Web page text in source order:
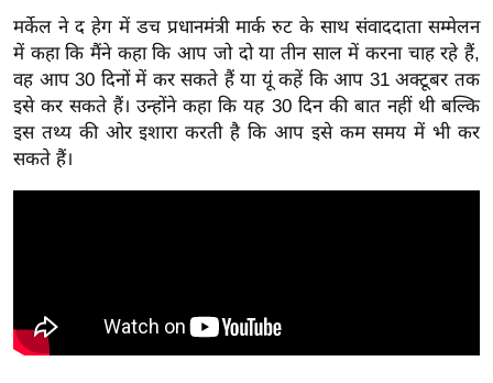
ख्सि
य
त
यं
ग
इं
डि
ज
मर्केल ने द हेग में डच प्रधानमंत्री मार्क रुट के साथ संवाददाता सम्मेलन
में कहा कि मैंने कहा कि आप जो दो या तीन साल में करना चाह रहे हैं,
वह आप 30 दिनों में कर सकते हैं या यूं कहें कि आप 31 अक्टूबर तक
इसे कर सकते हैं। उन्होंने कहा कि यह 30 दिन की बात नहीं थी बल्कि
इस तथ्य की ओर इशारा करती है कि आप इसे कम समय में भी कर
सकते हैं।